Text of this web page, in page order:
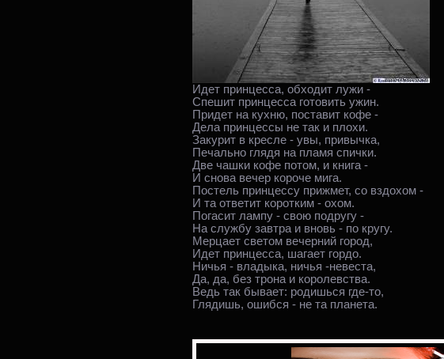
Идет принцесса, обходит лужи -
Спешит принцесса готовить ужин.
Придет на кухню, поставит кофе -
Дела принцессы не так и плохи.
Закурит в кресле - увы, привычка,
Печально глядя на пламя спички.
Две чашки кофе потом, и книга -
И снова вечер короче мига.
Постель принцессу прижмет, со вздохом -
И та ответит коротким - охом.
Погасит лампу - свою подругу -
На службу завтра и вновь - по кругу.
Мерцает светом вечерний город,
Идет принцесса, шагает гордо.
Ничья - владыка, ничья -невеста,
Да, да, без трона и королевства.
Ведь так бывает: родишься где-то,
Глядишь, ошибся - не та планета.